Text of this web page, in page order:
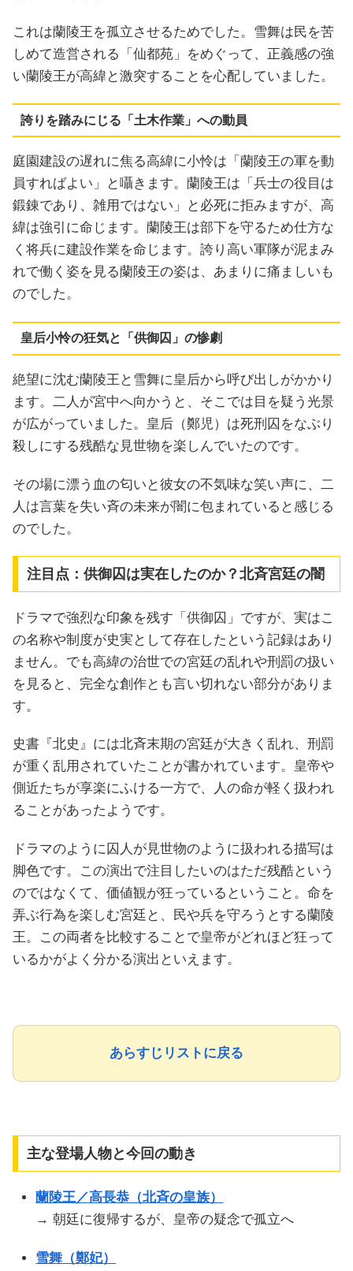
これは蘭陵王を孤立させるためでした。雪舞は民を苦
しめて造営される「仙都苑」をめぐって、正義感の強
い蘭陵王が高緯と激突することを心配していました。
誇りを踏みにじる「土木作業」への動員
庭園建設の遅れに焦る高緯に小怜は「蘭陵王の軍を動
員すればよい」と囁きます。蘭陵王は「兵士の役目は
鍛錬であり、雑用ではない」と必死に拒みますが、高
緯は強引に命じます。蘭陵王は部下を守るため仕方な
く将兵に建設作業を命じます。誇り高い軍隊が泥まみ
れで働く姿を見る蘭陵王の姿は、あまりに痛ましいも
のでした。
皇后小怜の狂気と「供御囚」の惨劇
絶望に沈む蘭陵王と雪舞に皇后から呼び出しがかかり
ます。二人が宮中へ向かうと、そこでは目を疑う光景
が広がっていました。皇后（鄭児）は死刑囚をなぶり
殺しにする残酷な見世物を楽しんでいたのです。
その場に漂う血の匂いと彼女の不気味な笑い声に、二
人は言葉を失い斉の未来が闇に包まれていると感じる
のでした。
注目点：供御囚は実在したのか？北斉宮廷の闇
ドラマで強烈な印象を残す「供御囚」ですが、実はこ
の名称や制度が史実として存在したという記録はあり
ません。でも高緯の治世での宮廷の乱れや刑罰の扱い
を見ると、完全な創作とも言い切れない部分がありま
す。
史書『北史』には北斉末期の宮廷が大きく乱れ、刑罰
が重く乱用されていたことが書かれています。皇帝や
側近たちが享楽にふける一方で、人の命が軽く扱われ
ることがあったようです。
ドラマのように囚人が見世物のように扱われる描写は
脚色です。この演出で注目したいのはただ残酷という
のではなくて、価値観が狂っているということ。命を
弄ぶ行為を楽しむ宮廷と、民や兵を守ろうとする蘭陵
王。この両者を比較することで皇帝がどれほど狂って
いるかがよく分かる演出といえます。
あらすじリストに戻る
主な登場人物と今回の動き
蘭陵王／高長恭（北斉の皇族）
→ 朝廷に復帰するが、皇帝の疑念で孤立へ
雪舞（鄭妃）